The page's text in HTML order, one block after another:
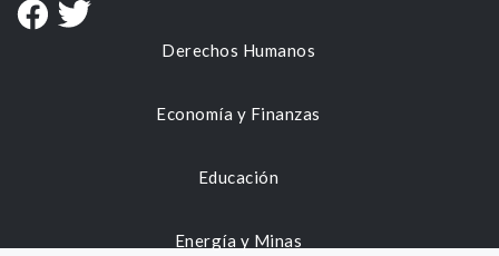
Derechos Humanos
Economía y Finanzas
Educación
Energía y Minas